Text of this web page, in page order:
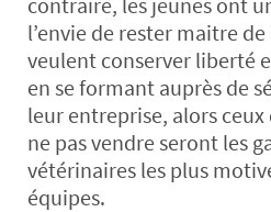
l’envie de rester maitre
veulent conserver liberté
en se formant auprès de
leur entreprise, alors
ne pas vendre seront les
vétérinaires les plus
équipes.